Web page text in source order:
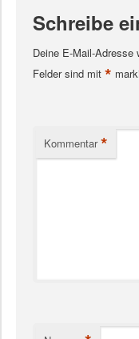
Schreibe
Deine E-Mail-Adresse
Felder sind mit *
Kommentar *